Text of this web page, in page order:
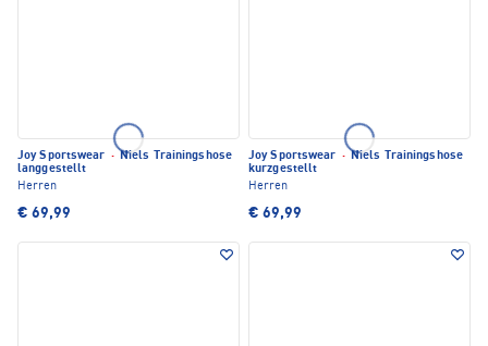
Joy Sportswear · Niels Trainingshose
langgestellt
Herren
€ 69,99
Joy Sportswear · Niels Trainingshose
kurzgestellt
Herren
€ 69,99